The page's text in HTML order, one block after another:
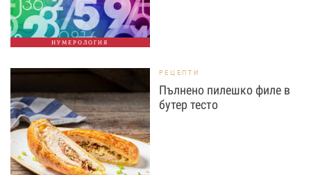
НУМЕРОЛОГИЯ
РЕЦЕПТИ
Пълнено пилешко филе в
бутер тесто